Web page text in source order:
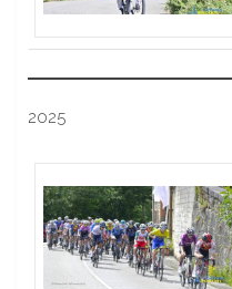
2025